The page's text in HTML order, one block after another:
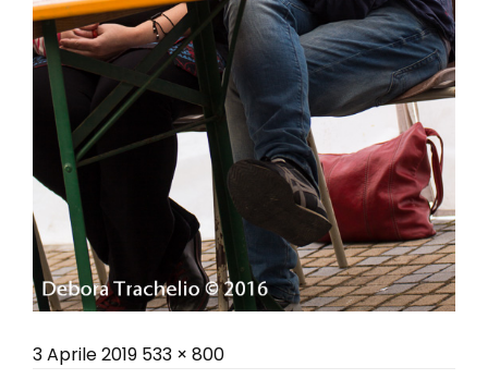
Posted
3 Aprile 2019 Full
533 × 800